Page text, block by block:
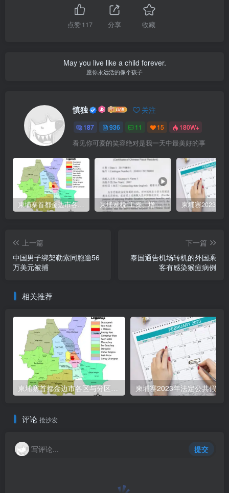
点赞117 分享 收藏
May you live like a child forever.
愿你永远活的像个孩子
慎独 关注
187 936 11 15 180W+
看见你可爱的笑容绝对是我一天中最美好的事
柬埔寨首都金边市各区与分区名称分布 柬埔寨税:工资、增值、预扣、利润、专利、产业、注册税
上一篇
中国男子绑架勒索同胞逾56
万美元被捕
下一篇
泰国通告机场转机的外国乘
客有感染猴痘病例
相关推荐
柬埔寨首都金边市各区与分区名称分布 柬埔寨2023年法定公共假期
评论 抢沙发
写评论... 提交